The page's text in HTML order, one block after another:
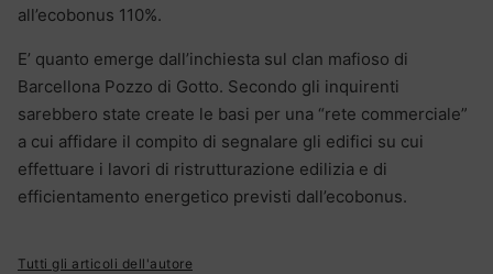
all’ecobonus 110%.
E’ quanto emerge dall’inchiesta sul clan mafioso di
Barcellona Pozzo di Gotto. Secondo gli inquirenti
sarebbero state create le basi per una “rete commerciale”
a cui affidare il compito di segnalare gli edifici su cui
effettuare i lavori di ristrutturazione edilizia e di
efficientamento energetico previsti dall’ecobonus.
Tutti gli articoli dell'autore